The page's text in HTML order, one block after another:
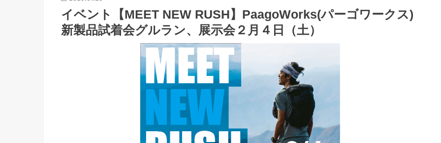
イベント【MEET NEW RUSH】PaagoWorks(パーゴワークス)
新製品試着会グルラン、展示会２月４日（土）